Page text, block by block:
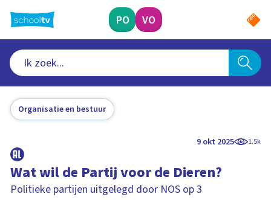
naar
hoofdinhoud
PO VO
Organisatie en bestuur
9 okt 2025 1.5k
Wat wil de Partij voor de Dieren?
Politieke partijen uitgelegd door NOS op 3